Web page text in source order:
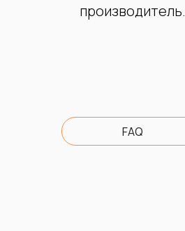
производитель.
FAQ